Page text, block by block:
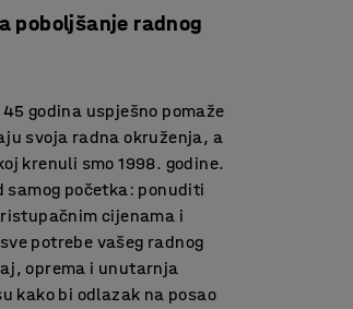
poboljšanje radnog
godina uspješno pomaže
svoja radna okruženja, a
krenuli smo 1998. godine.
samog početka: ponuditi
cijenama i
potrebe vašeg radnog
oprema i unutarnja
kako bi odlazak na posao